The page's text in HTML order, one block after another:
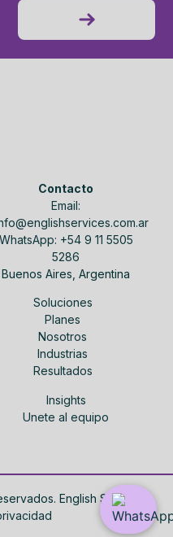
Contacto
Email:
WhatsApp: +54 9 11 5505
5286
Buenos Aires, Argentina
Soluciones
Planes
Nosotros
Industrias
Resultados
Insights
Unete al equipo
English Services.